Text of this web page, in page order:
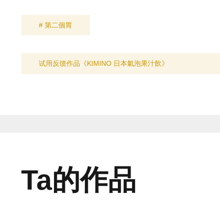
# 第二個胃
试用反馈作品《KIMINO 日本氣泡果汁飲》
Ta的作品